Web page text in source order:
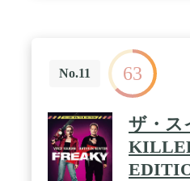
No.11 63
ザ・ス